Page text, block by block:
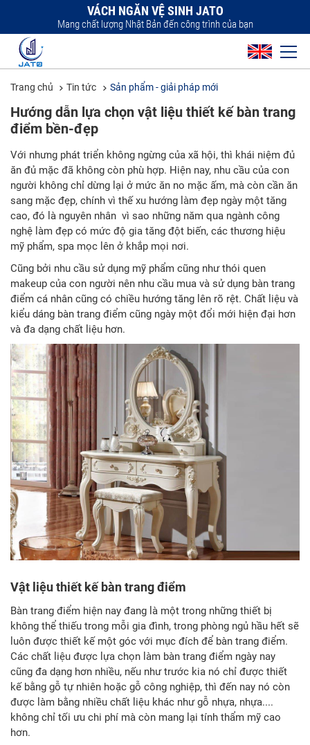
VÁCH NGĂN VỆ SINH JATO
Mang chất lượng Nhật Bản đến công trình của bạn
Trang chủ Tin tức Sản phẩm - giải pháp mới
Hướng dẫn lựa chọn vật liệu thiết kế bàn trang
điểm bền-đẹp
Với nhưng phát triển không ngừng của xã hội, thì khái niệm đủ
ăn đủ mặc đã không còn phù hợp. Hiện nay, nhu cầu của con
người không chỉ dừng lại ở mức ăn no mặc ấm, mà còn cần ăn
sang mặc đẹp, chính vì thế xu hướng làm đẹp ngày một tăng
cao, đó là nguyên nhân vì sao những năm qua ngành công
nghệ làm đẹp có mức độ gia tăng đột biến, các thương hiệu
mỹ phẩm, spa mọc lên ở khắp mọi nơi.
Cũng bởi nhu cầu sử dụng mỹ phẩm cũng như thói quen
makeup của con người nên nhu cầu mua và sử dụng bàn trang
điểm cá nhân cũng có chiều hướng tăng lên rõ rệt. Chất liệu và
kiểu dáng bàn trang điểm cũng ngày một đổi mới hiện đại hơn
và đa dạng chất liệu hơn.
Vật liệu thiết kế bàn trang điểm
Bàn trang điểm hiện nay đang là một trong những thiết bị
không thể thiếu trong mỗi gia đình, trong phòng ngủ hầu hết sẽ
luôn được thiết kế một góc với mục đích để bàn trang điểm.
Các chất liệu được lựa chọn làm bàn trang điểm ngày nay
cũng đa dạng hơn nhiều, nếu như trước kia nó chỉ được thiết
kế bằng gỗ tự nhiên hoặc gỗ công nghiệp, thì đến nay nó còn
được làm bằng nhiều chất liệu khác như gỗ nhựa, nhựa....
không chỉ tối ưu chi phí mà còn mang lại tính thẩm mỹ cao
hơn.